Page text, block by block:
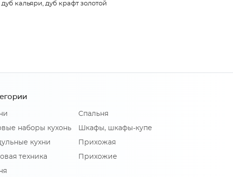
кальяри, дуб крафт золотой
наборы кухонь
кухни
техника
Спальня
Шкафы, шкафы-купе
Прихожая
Прихожие